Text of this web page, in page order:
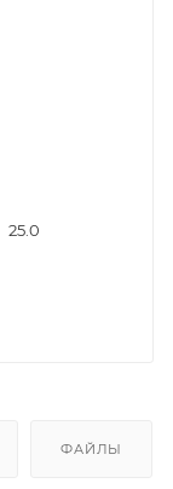
25.0
ФАЙЛЫ